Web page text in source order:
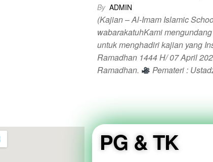
By ADMIN
(Kajian – Al-Imam Islamic
wabarakatuhKami
untuk menghadiri kajian yang
Ramadhan 1444 H/ 07 April
Ramadhan.
Pemateri :
PG & TK